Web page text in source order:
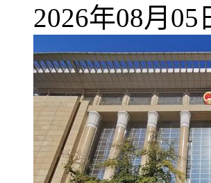
2026年08月05